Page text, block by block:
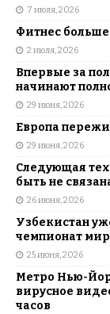
7 июля, 2026
Фитнес больше
2 июля, 2026
Впервые за
начинают
29 июня, 2026
Европа
29 июня, 2026
Следующая
быть не
26 июня, 2026
Узбекистан
чемпионат
25 июня, 2026
Метро Нью-
вирусное
часов